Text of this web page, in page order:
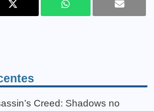
Creed: Shadows no